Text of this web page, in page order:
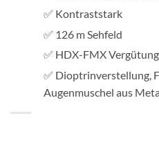
✅ Kontraststark
✅ 126 m Sehfeld
✅ HDX-FMX Vergütung
✅ Dioptrinverstellung,
Augenmuschel aus